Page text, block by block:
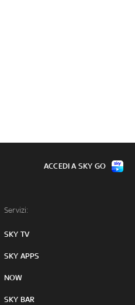
Servizi:
SKY TV
SKY APPS
NOW
SKY BAR
ACCEDI A SKY GO